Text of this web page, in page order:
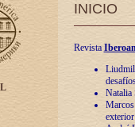
INICIO
Revista
Natalia